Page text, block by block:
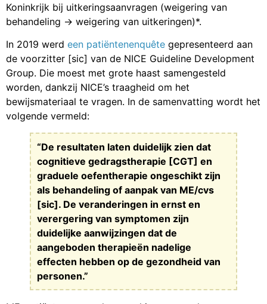
Koninkrijk bij uitkeringsaanvragen (weigering van
behandeling -> weigering van uitkeringen)*.
In 2019 werd een patiëntenenquête gepresenteerd aan
de voorzitter [sic] van de NICE Guideline Development
Group. Die moest met grote haast samengesteld
worden, dankzij NICE’s traagheid om het
bewijsmateriaal te vragen. In de samenvatting wordt het
volgende vermeld:
“De resultaten laten duidelijk zien dat
cognitieve gedragstherapie [CGT] en
graduele oefentherapie ongeschikt zijn
als behandeling of aanpak van ME/cvs
[sic]. De veranderingen in ernst en
verergering van symptomen zijn
duidelijke aanwijzingen dat de
aangeboden therapieën nadelige
effecten hebben op de gezondheid van
personen.”